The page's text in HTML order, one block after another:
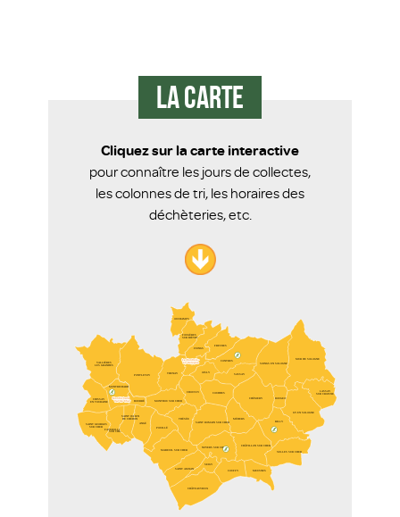
La carte
Cliquez sur la carte interactive
pour connaître les jours de collectes,
les colonnes de tri, les horaires des
déchèteries, etc.